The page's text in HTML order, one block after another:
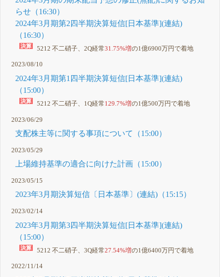
らせ（16:30）
2024年3月期第2四半期決算短信[日本基準](連結)
（16:30）
5212 不二硝子、2Q経常31.75%増の1億6900万円で着地
2023/08/10
2024年3月期第1四半期決算短信[日本基準](連結)
（15:00）
5212 不二硝子、1Q経常129.7%増の1億500万円で着地
2023/06/29
支配株主等に関する事項について（15:00）
2023/05/29
上場維持基準の適合に向けた計画（15:00）
2023/05/15
2023年3月期決算短信〔日本基準〕(連結)（15:15）
2023/02/14
2023年3月期第3四半期決算短信[日本基準](連結)
（15:00）
5212 不二硝子、3Q経常27.54%増の1億6400万円で着地
2022/11/14